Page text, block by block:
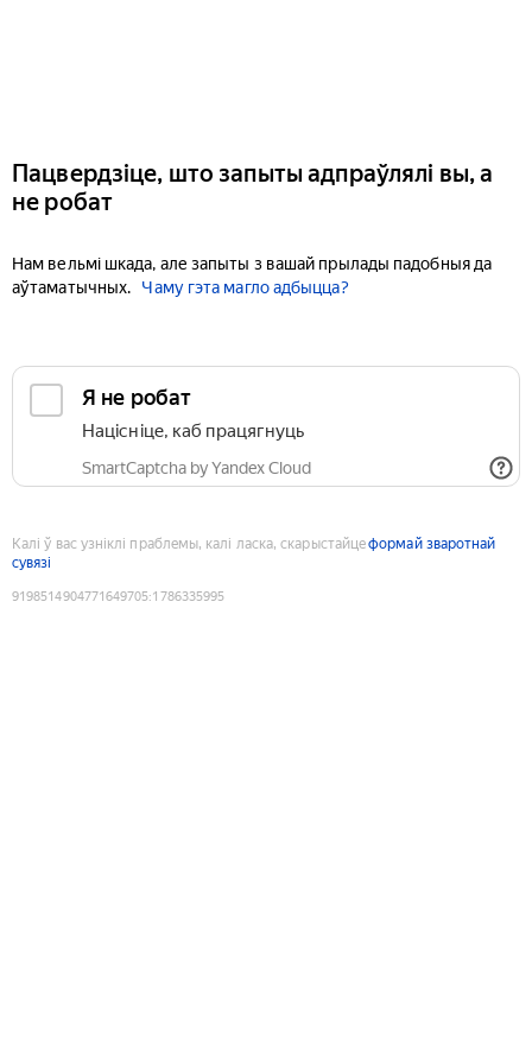
Пацвердзіце, што запыты адпраўлялі вы, а
не робат
Нам вельмі шкада, але запыты з вашай прылады падобныя да
аўтаматычных.
Чаму гэта магло адбыцца?
Я не робат
Націсніце, каб працягнуць
SmartCaptcha by Yandex Cloud
Калі ў вас узніклі праблемы, калі ласка, скарыстайцеформай зваротнай
сувязі
9198514904771649705:1786335995